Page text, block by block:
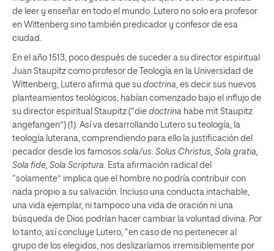
de leer y enseñar en todo el mundo. Lutero no solo era profesor
en Wittenberg sino también predicador y confesor de esa
ciudad.
En el año 1513, poco después de suceder a su director espiritual
Juan Staupitz como profesor de Teología en la Universidad de
Wittenberg, Lutero afirma que su doctrina , es decir sus nuevos
planteamientos teológicos, habían comenzado bajo el influjo de
su director espiritual Staupitz (“die doctrina habe mit Staupitz
angefangen”) (1). Así va desarrollando Lutero su teología, la
teología luterana, comprendiendo para ello la justificación del
pecador desde los famosos sola/us: Solus Christus, Sola gratia,
Sola fide, Sola Scriptura.
Esta afirmación radical del
“solamente” implica que el hombre no podría contribuir con
nada propio a su salvación. Incluso una conducta intachable,
una vida ejemplar, ni tampoco una vida de oración ni una
búsqueda de Dios podrían hacer cambiar la voluntad divina. Por
lo tanto, así concluye Lutero, “en caso de no pertenecer al
grupo de los elegidos, nos deslizaríamos irremisiblemente por